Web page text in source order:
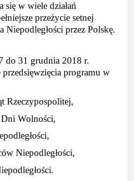
się w wiele działań
przeżycie setnej
Niepodległości przez Polskę.
do 31 grudnia 2018 r.
programu w
Rzeczypospolitej,
Wolności,
Niepodległości,